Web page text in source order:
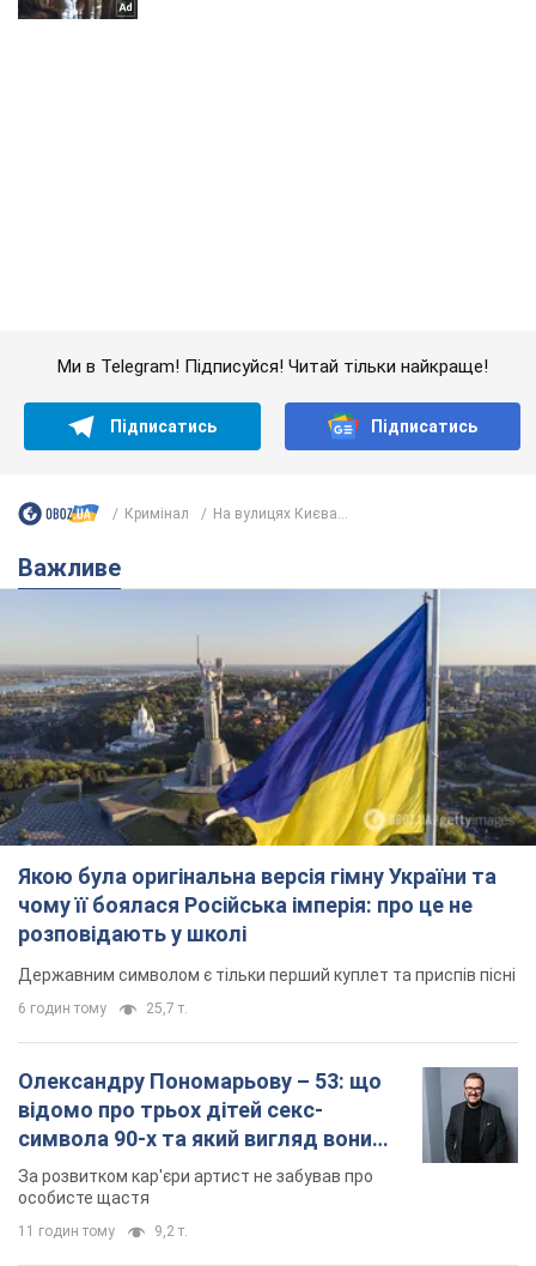
Якою була оригінальна версія гімну України та
чому її боялася Російська імперія: про це не
Державним символом є тільки перший куплет та приспів пісні
6 годин тому 25,7 т.
Олександру Пономарьову – 53: що
відомо про трьох дітей секс-
символа 90-х та який вигляд вони
За розвитком кар'єри артист не забував про
особисте щастя
11 годин тому
У ПриватБанку розповіли, чи дійсні
долари 1996 року: чи приймають
обмінники та банки такі купюри
Що робити, якщо банки та обмінні пункти не
приймають старі долари
9.08.2026 02:20 82,9 т.